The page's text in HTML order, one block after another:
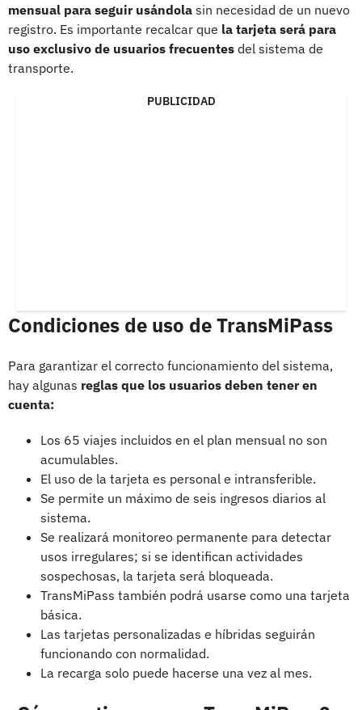
mensual para seguir usándola sin necesidad de un nuevo
registro. Es importante recalcar que la tarjeta será para
uso exclusivo de usuarios frecuentes del sistema de
transporte.
PUBLICIDAD
Condiciones de uso de TransMiPass
Para garantizar el correcto funcionamiento del sistema,
hay algunas reglas que los usuarios deben tener en
cuenta:
Los 65 viajes incluidos en el plan mensual no son
acumulables.
El uso de la tarjeta es personal e intransferible.
Se permite un máximo de seis ingresos diarios al
sistema.
Se realizará monitoreo permanente para detectar
usos irregulares; si se identifican actividades
sospechosas, la tarjeta será bloqueada.
TransMiPass también podrá usarse como una tarjeta
básica.
Las tarjetas personalizadas e híbridas seguirán
funcionando con normalidad.
La recarga solo puede hacerse una vez al mes.